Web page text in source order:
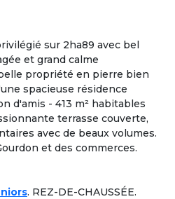
sur 2ha89 avec bel
et grand calme
propriété en pierre bien
spacieuse résidence
d'amis - 413 m² habitables
terrasse couverte,
avec de beaux volumes.
et des commerces.
. REZ-DE-CHAUSSÉE.